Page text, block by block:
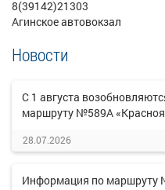
8(39142)21303
Агинское автовокзал
Новости
С 1 августа
маршруту №589А
28.07.2026
Информация по маршруту